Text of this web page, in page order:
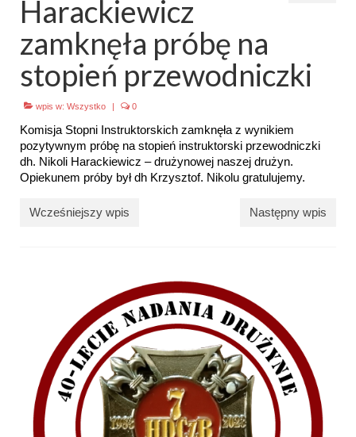
Emblematy (plakietki) i znaki drużyny
Dla harcerzy i rodziców
Ryngraf Pamiątkowy 7 HDCzB
Odznaka Honorowa 7 HDCzB
Nasze twarze
Galerie 1983-2025
Kontakt
Harackiewicz
zamknęła próbę na
stopień przewodniczki
wpis w: Wszystko | 0
Komisja Stopni Instruktorskich zamknęła z wynikiem
pozytywnym próbę na stopień instruktorski przewodniczki
dh. Nikoli Harackiewicz – drużynowej naszej drużyn.
Opiekunem próby był dh Krzysztof. Nikolu gratulujemy.
Wcześniejszy wpis Następny wpis